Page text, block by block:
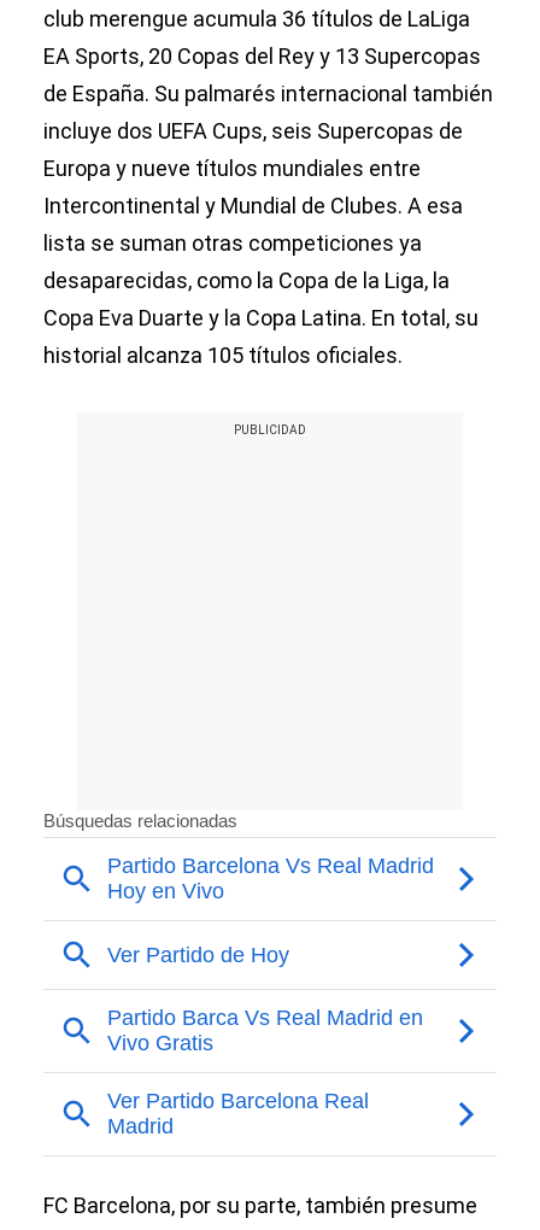
club merengue acumula 36 títulos de LaLiga
EA Sports, 20 Copas del Rey y 13 Supercopas
de España. Su palmarés internacional también
incluye dos UEFA Cups, seis Supercopas de
Europa y nueve títulos mundiales entre
Intercontinental y Mundial de Clubes. A esa
lista se suman otras competiciones ya
desaparecidas, como la Copa de la Liga, la
Copa Eva Duarte y la Copa Latina. En total, su
historial alcanza 105 títulos oficiales.
FC Barcelona, por su parte, también presume